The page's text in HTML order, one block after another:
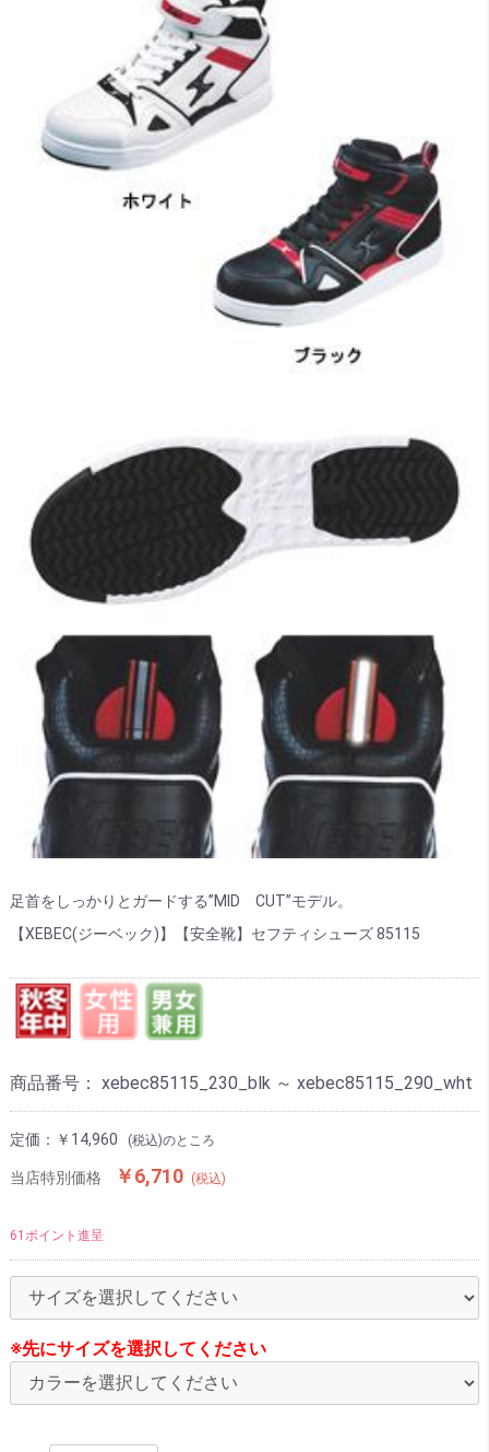
足首をしっかりとガードする”MID CUT”モデル。
【XEBEC(ジーベック)】【安全靴】セフティシューズ 85115
商品番号： xebec85115_230_blk ～ xebec85115_290_wht
定価： ￥14,960 (税込)のところ
当店特別価格 ￥6,710 (税込)
61ポイント進呈
※先にサイズを選択してください